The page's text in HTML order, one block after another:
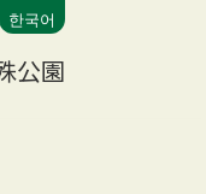
한국어
公園